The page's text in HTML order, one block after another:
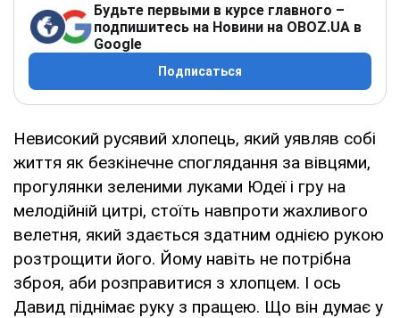
Будьте первыми в курсе главного –
подпишитесь на Новини на OBOZ.UA в
Google
Подписаться
Невисокий русявий хлопець, який уявляв собі
життя як безкінечне споглядання за вівцями,
прогулянки зеленими луками Юдеї і гру на
мелодійній цитрі, стоїть навпроти жахливого
велетня, який здається здатним однією рукою
розтрощити його. Йому навіть не потрібна
зброя, аби розправитися з хлопцем. І ось
Давид піднімає руку з пращею. Що він думає у